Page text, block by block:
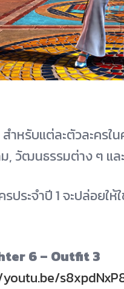
ำหรับแต่ละตัวละคร
, วัฒนธรรมต่าง ๆ แล
ประจำปี 1 จะปล่อยใ
6 – Outfit 3